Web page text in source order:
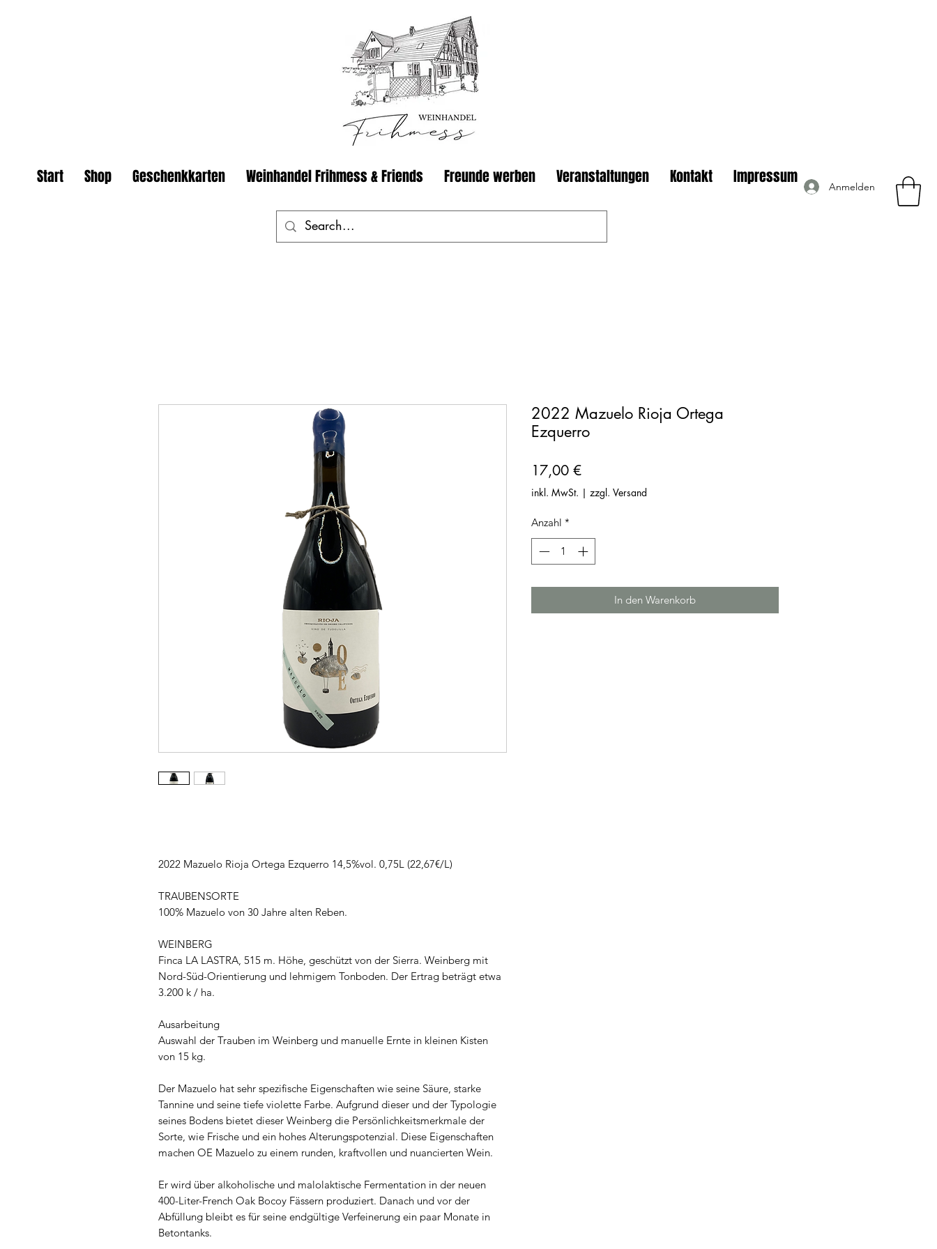
Start Shop Geschenkkarten Weinhandel Frihmess & Friends Freunde werben Veranstaltungen Kontakt Impressum Anmelden
2022 Mazuelo Rioja Ortega Ezquerro 14,5%vol. 0,75L (22,67€/L)
TRAUBENSORTE
100% Mazuelo von 30 Jahre alten Reben.
WEINBERG
Finca LA LASTRA, 515 m. Höhe, geschützt von der Sierra. Weinberg mit
Nord-Süd-Orientierung und lehmigem Tonboden. Der Ertrag beträgt etwa
3.200 k / ha.
Ausarbeitung
Auswahl der Trauben im Weinberg und manuelle Ernte in kleinen Kisten
von 15 kg.
Der Mazuelo hat sehr spezifische Eigenschaften wie seine Säure, starke
Tannine und seine tiefe violette Farbe. Aufgrund dieser und der Typologie
seines Bodens bietet dieser Weinberg die Persönlichkeitsmerkmale der
Sorte, wie Frische und ein hohes Alterungspotenzial. Diese Eigenschaften
machen OE Mazuelo zu einem runden, kraftvollen und nuancierten Wein.
Er wird über alkoholische und malolaktische Fermentation in der neuen
400-Liter-French Oak Bocoy Fässern produziert. Danach und vor der
Abfüllung bleibt es für seine endgültige Verfeinerung ein paar Monate in
Betontanks.
2022 Mazuelo Rioja Ortega
Ezquerro
17,00 €Preis
inkl. MwSt. | zzgl. Versand
Anzahl *
In den Warenkorb